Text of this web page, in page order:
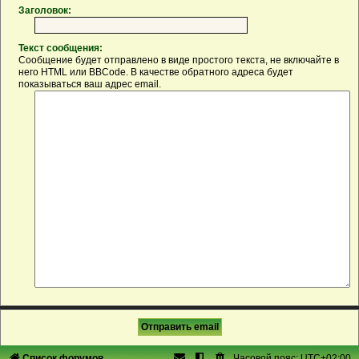
Заголовок:
Текст сообщения:
Сообщение будет отправлено в виде простого текста, не включайте в
него HTML или BBCode. В качестве обратного адреса будет
показываться ваш адрес email.